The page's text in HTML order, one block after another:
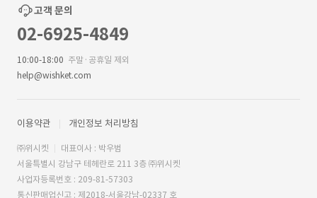
고객 문의
02-6925-4849
10:00-18:00 주말·공휴일 제외
help@wishket.com
이용약관 개인정보 처리방침
㈜위시켓
대표이사 : 박우범
서울특별시 강남구 테헤란로 211 3층 ㈜위시켓
사업자등록번호 : 209-81-57303
통신판매업신고 : 제2018-서울강남-02337 호